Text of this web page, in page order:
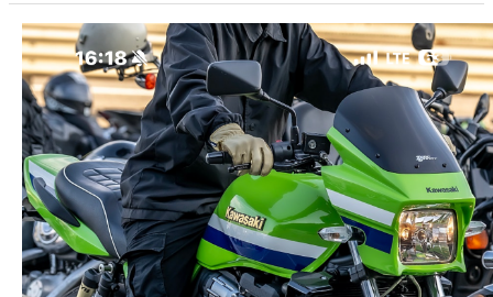
장착시공사진